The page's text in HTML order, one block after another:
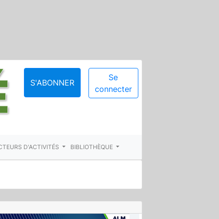
S'ABONNER
Se
connecter
D'ACTIVITÉS BIBLIOTHÈQUE